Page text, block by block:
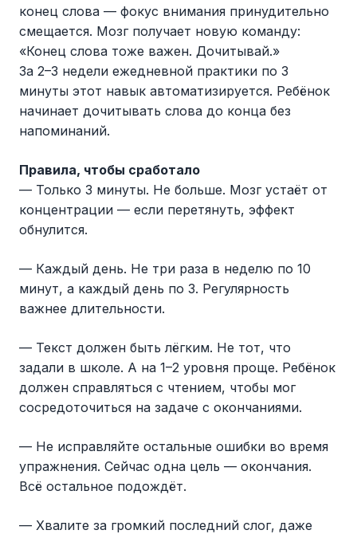
конец слова — фокус внимания принудительно
смещается. Мозг получает новую команду:
«Конец слова тоже важен. Дочитывай.»
За 2–3 недели ежедневной практики по 3
минуты этот навык автоматизируется. Ребёнок
начинает дочитывать слова до конца без
напоминаний.
Правила, чтобы сработало
— Только 3 минуты. Не больше. Мозг устаёт от
концентрации — если перетянуть, эффект
обнулится.
— Каждый день. Не три раза в неделю по 10
минут, а каждый день по 3. Регулярность
важнее длительности.
— Текст должен быть лёгким. Не тот, что
задали в школе. А на 1–2 уровня проще. Ребёнок
должен справляться с чтением, чтобы мог
сосредоточиться на задаче с окончаниями.
— Не исправляйте остальные ошибки во время
упражнения. Сейчас одна цель — окончания.
Всё остальное подождёт.
— Хвалите за громкий последний слог, даже